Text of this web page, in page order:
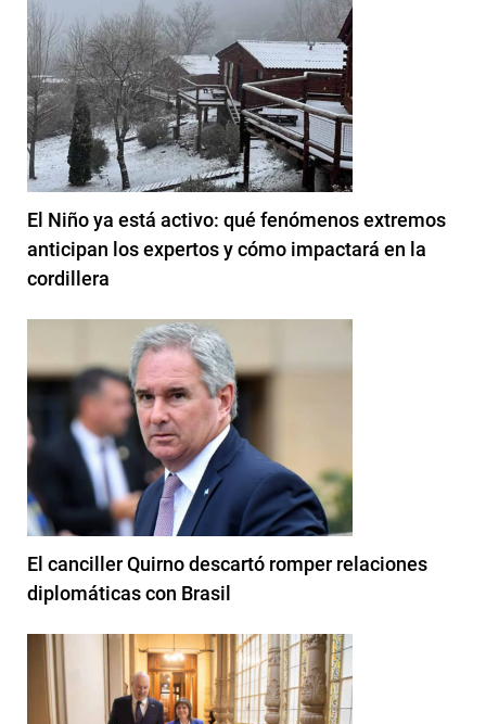
El Niño ya está activo: qué fenómenos extremos
anticipan los expertos y cómo impactará en la
cordillera
El canciller Quirno descartó romper relaciones
diplomáticas con Brasil